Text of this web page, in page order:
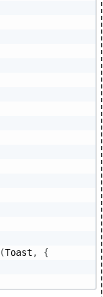
(Toast ,
{